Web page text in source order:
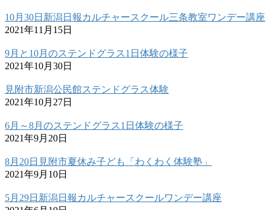
10月30日新潟日報カルチャースクール三条教室ワンデー講座
2021年11月15日
9月と10月のステンドグラス1日体験の様子
2021年10月30日
見附市新潟公民館ステンドグラス体験
2021年10月27日
6月～8月のステンドグラス1日体験の様子
2021年9月20日
8月20日見附市夏休み子ども「わくわく体験塾」
2021年9月10日
5月29日新潟日報カルチャースクールワンデー講座